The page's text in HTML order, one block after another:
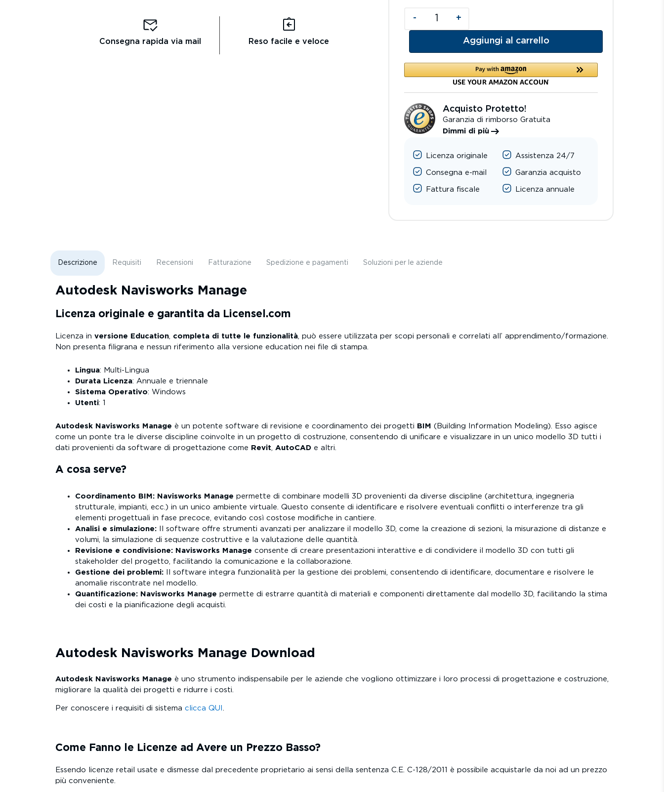
Consegna rapida via mail Reso facile e veloce
- +
Aggiungi al carrello
Acquisto Protetto!
Garanzia di rimborso Gratuita
Dimmi di più
Licenza originale
Consegna e-mail
Fattura fiscale
Assistenza 24/7
Garanzia acquisto
Licenza annuale
Descrizione Requisiti Recensioni Fatturazione Spedizione e pagamenti Soluzioni per le aziende
Autodesk Navisworks Manage
Licenza originale e garantita da Licensel.com
Licenza in versione Education completa di tutte le funzionalità , può essere utilizzata per scopi personali e correlati all’ apprendimento/formazione.
Non presenta filigrana e nessun riferimento alla versione education nei file di stampa.
Lingua: Multi-Lingua
Durata Licenza: Annuale e triennale
Sistema Operativo: Windows
Utenti: 1
Autodesk Navisworks Manage è un potente software di revisione e coordinamento dei progetti BIM (Building Information Modeling). Esso agisce
come un ponte tra le diverse discipline coinvolte in un progetto di costruzione, consentendo di unificare e visualizzare in un unico modello 3D tutti i
dati provenienti da software di progettazione come Revit AutoCAD e altri.
A cosa serve?
Coordinamento BIM: Navisworks Manage permette di combinare modelli 3D provenienti da diverse discipline (architettura, ingegneria
strutturale, impianti, ecc.) in un unico ambiente virtuale. Questo consente di identificare e risolvere eventuali conflitti o interferenze tra gli
elementi progettuali in fase precoce, evitando così costose modifiche in cantiere.
Analisi e simulazione: Il software offre strumenti avanzati per analizzare il modello 3D, come la creazione di sezioni, la misurazione di distanze e
volumi, la simulazione di sequenze costruttive e la valutazione delle quantità.
Revisione e condivisione: Navisworks Manage consente di creare presentazioni interattive e di condividere il modello 3D con tutti gli
stakeholder del progetto, facilitando la comunicazione e la collaborazione.
Gestione dei problemi: Il software integra funzionalità per la gestione dei problemi, consentendo di identificare, documentare e risolvere le
anomalie riscontrate nel modello.
Quantificazione: Navisworks Manage permette di estrarre quantità di materiali e componenti direttamente dal modello 3D, facilitando la stima
dei costi e la pianificazione degli acquisti.
Autodesk Navisworks Manage Download
Autodesk Navisworks Manage è uno strumento indispensabile per le aziende che vogliono ottimizzare i loro processi di progettazione e costruzione,
migliorare la qualità dei progetti e ridurre i costi.
Per conoscere i requisiti di sistema clicca QUI
Come Fanno le Licenze ad Avere un Prezzo Basso?
Essendo licenze retail usate e dismesse dal precedente proprietario ai sensi della sentenza C.E. C-128/2011 è possibile acquistarle da noi ad un prezzo
più conveniente.